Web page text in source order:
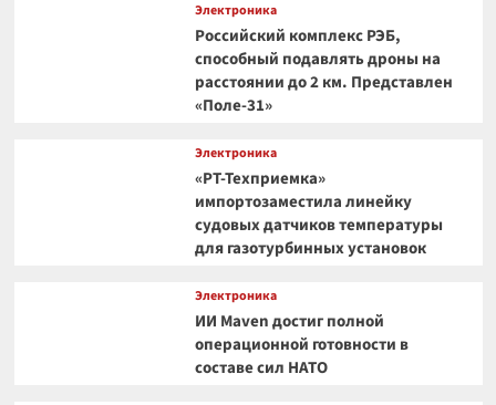
Электроника
Российский комплекс РЭБ,
способный подавлять дроны на
расстоянии до 2 км. Представлен
«Поле-31»
Электроника
«РТ-Техприемка»
импортозаместила линейку
судовых датчиков температуры
для газотурбинных установок
Электроника
ИИ Maven достиг полной
операционной готовности в
составе сил НАТО